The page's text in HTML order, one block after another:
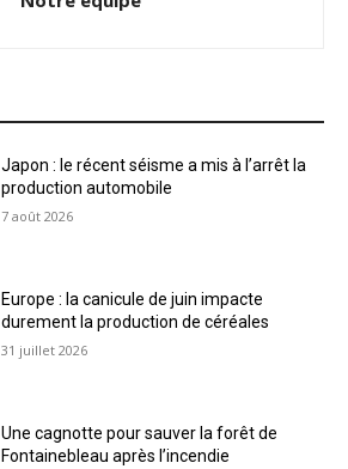
Japon : le récent séisme a mis à l’arrêt la
production automobile
7 août 2026
Europe : la canicule de juin impacte
durement la production de céréales
31 juillet 2026
Une cagnotte pour sauver la forêt de
Fontainebleau après l’incendie